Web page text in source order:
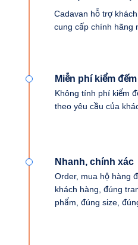
Cadavan hỗ trợ
cung cấp chính hãng
Không tính phí kiểm
theo yêu cầu của
Miễn phí kiểm đếm
Order, mua hộ hàng
khách hàng, đúng
phẩm, đúng size,
Nhanh, chính xác